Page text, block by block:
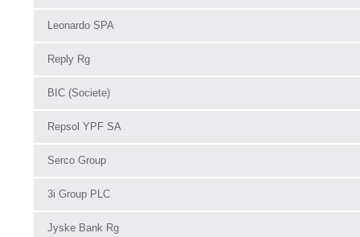
Leonardo SPA
Reply Rg
BIC (Societe)
Repsol YPF SA
Serco Group
3i Group PLC
Jyske Bank Rg